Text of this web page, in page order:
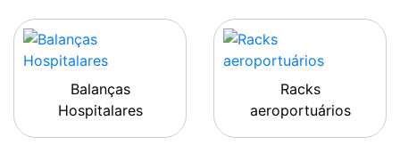
Balanças
Hospitalares
Racks
aeroportuários